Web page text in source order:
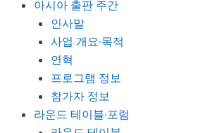
아시아 출판 주간
인사말
사업 개요·목적
연혁
프로그램 정보
참가자 정보
라운드 테이블·포럼